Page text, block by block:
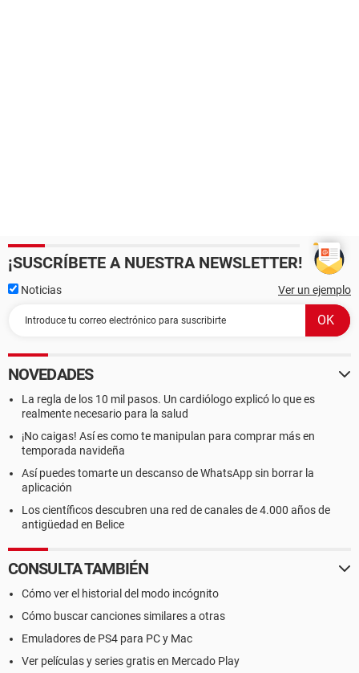
¡SUSCRÍBETE A NUESTRA NEWSLETTER!
Noticias Ver un ejemplo
NOVEDADES
La regla de los 10 mil pasos. Un cardiólogo explicó lo que es
realmente necesario para la salud
¡No caigas! Así es como te manipulan para comprar más en
temporada navideña
Así puedes tomarte un descanso de WhatsApp sin borrar la
aplicación
Los científicos descubren una red de canales de 4.000 años de
antigüedad en Belice
CONSULTA TAMBIÉN
Cómo ver el historial del modo incógnito
Cómo buscar canciones similares a otras
Emuladores de PS4 para PC y Mac
Ver películas y series gratis en Mercado Play